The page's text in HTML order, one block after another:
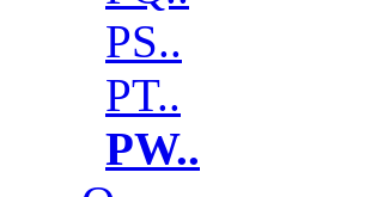
PS..
PT..
PW..